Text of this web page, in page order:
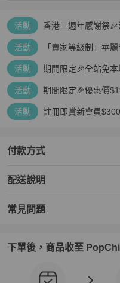
活動
香港三週年感謝祭🎉
活動 「賣家等級制」華
活動 期間限定🎉全站免
活動 期間限定🎉優惠價
活動 註冊即賞新會員
付款方式
配送說明
常見問題
下單後，商品收至